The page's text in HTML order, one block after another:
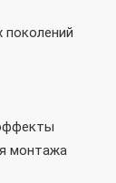
поколений
монтажа